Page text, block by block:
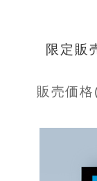
限定販
販売価